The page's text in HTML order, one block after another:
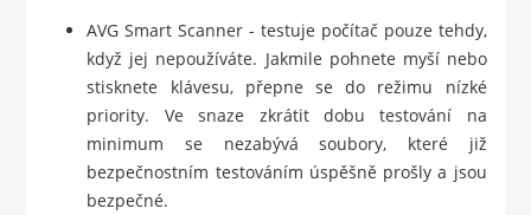
AVG Smart Scanner - testuje počítač pouze tehdy,
když jej nepoužíváte. Jakmile pohnete myší nebo
stisknete klávesu, přepne se do režimu nízké
priority. Ve snaze zkrátit dobu testování na
minimum se nezabývá soubory, které již
bezpečnostním testováním úspěšně prošly a jsou
bezpečné.